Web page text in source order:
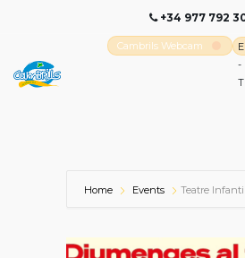
+34 977 792
Cambrils Webcam
-
Home Events Teatre Infantil